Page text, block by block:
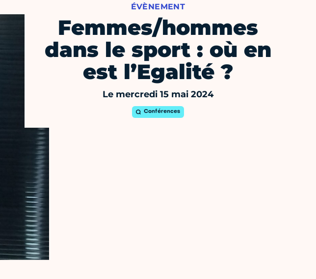
ÉVÈNEMENT
Femmes/hommes
dans le sport : où en
est l’Egalité ?
Le mercredi 15 mai 2024
Conférences